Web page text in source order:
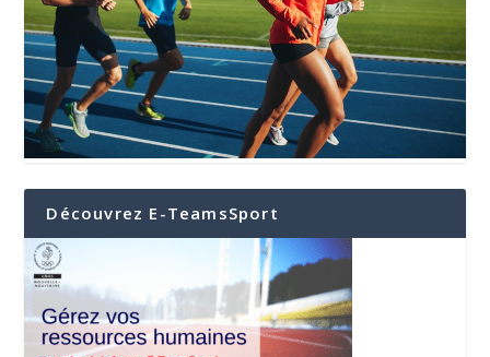
Découvrez E-TeamsSport